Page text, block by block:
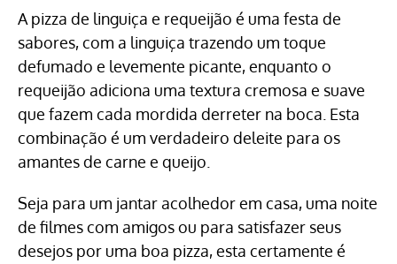
A pizza de linguiça e requeijão é uma festa de
sabores, com a linguiça trazendo um toque
defumado e levemente picante, enquanto o
requeijão adiciona uma textura cremosa e suave
que fazem cada mordida derreter na boca. Esta
combinação é um verdadeiro deleite para os
amantes de carne e queijo.
Seja para um jantar acolhedor em casa, uma noite
de filmes com amigos ou para satisfazer seus
desejos por uma boa pizza, esta certamente é